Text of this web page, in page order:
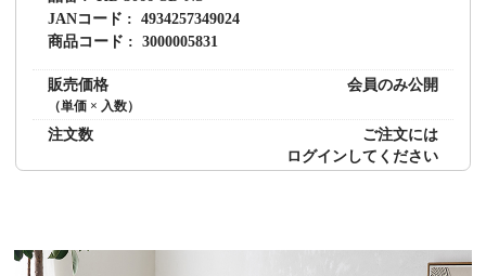
JANコード
4934257349024
商品コード
3000005831
販売価格
（単価 × 入数）
会員のみ公開
注文数
ご注文には
ログインしてください